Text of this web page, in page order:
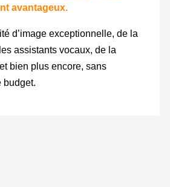
avantageux.
d’image exceptionnelle, de la
assistants vocaux, de la
bien plus encore, sans
budget.